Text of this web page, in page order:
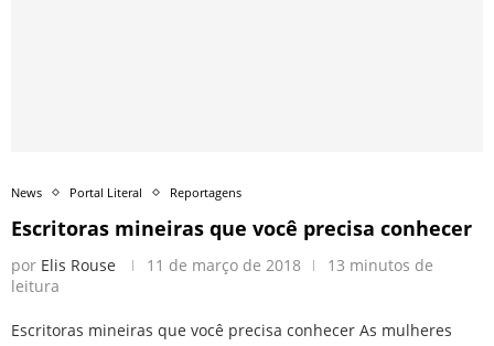
News Portal Literal Reportagens
Escritoras mineiras que você precisa conhecer
por Elis Rouse 11 de março de 2018
13 minutos de
leitura
Escritoras mineiras que você precisa conhecer As mulheres